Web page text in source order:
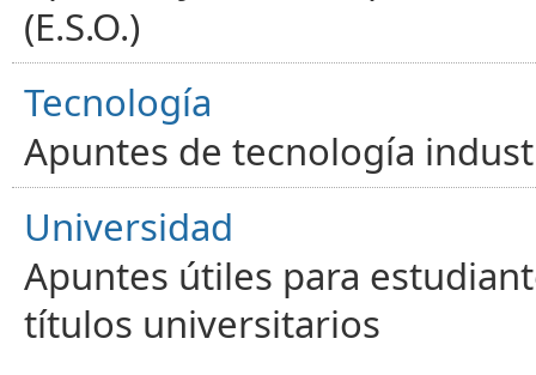
(E.S.O.)
Tecnología
Apuntes de tecnología
Universidad
Apuntes útiles para
títulos universitarios